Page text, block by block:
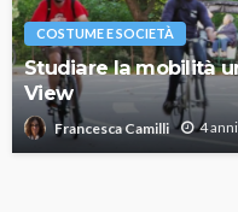
COSTUME E SOCIETÀ
Studiare la mobilità
View
Francesca Camilli 4